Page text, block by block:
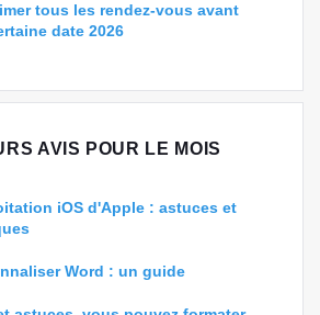
tous les rendez-vous avant
date 2026
AVIS POUR LE MOIS
iOS d'Apple : astuces et
Word : un guide